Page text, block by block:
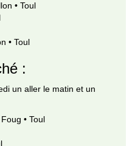
• Toul
• Toul
:
un aller le matin et un
• Toul